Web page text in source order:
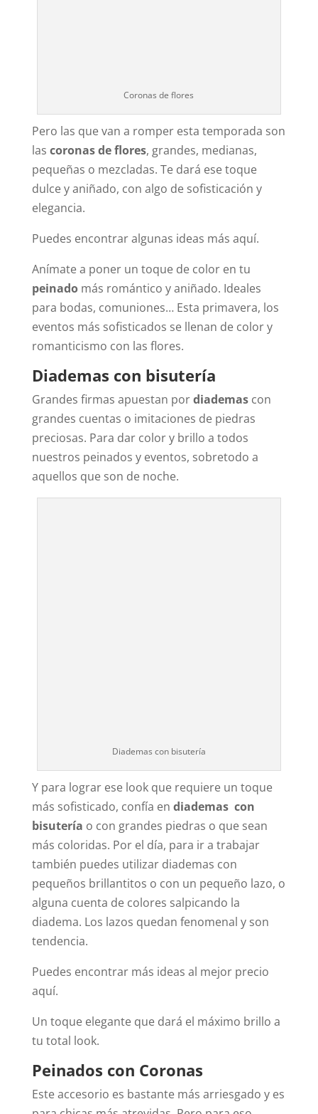
Coronas de flores
Pero las que van a romper esta temporada son
las coronas de flores, grandes, medianas,
pequeñas o mezcladas. Te dará ese toque
dulce y aniñado, con algo de sofisticación y
elegancia.
Puedes encontrar algunas ideas más aquí.
Anímate a poner un toque de color en tu
peinadomás romántico y aniñado. Ideales
para bodas, comuniones… Esta primavera, los
eventos más sofisticados se llenan de color y
romanticismo con las flores.
Diademas con bisutería
Grandes firmas apuestan pordiademascon
grandes cuentas o imitaciones de piedras
preciosas. Para dar color y brillo a todos
nuestros peinados y eventos, sobretodo a
aquellos que son de noche.
Diademas con bisutería
Y para lograr ese look que requiere un toque
más sofisticado, confía en diademas con
bisutería o con grandes piedras o que sean
más coloridas. Por el día, para ir a trabajar
también puedes utilizar diademas con
pequeños brillantitos o con un pequeño lazo, o
alguna cuenta de colores salpicando la
diadema. Los lazos quedan fenomenal y son
tendencia.
Puedes encontrar más ideas al mejor precio
aquí.
Un toque elegante que dará el máximo brillo a
tu total look.
Peinados con Coronas
Este accesorio es bastante más arriesgado y es